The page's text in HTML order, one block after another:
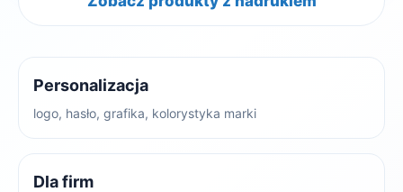
Personalizacja
logo, hasło, grafika, kolorystyka marki
Dla firm